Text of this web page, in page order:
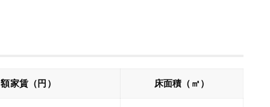
家賃（円） 床面積（㎡）